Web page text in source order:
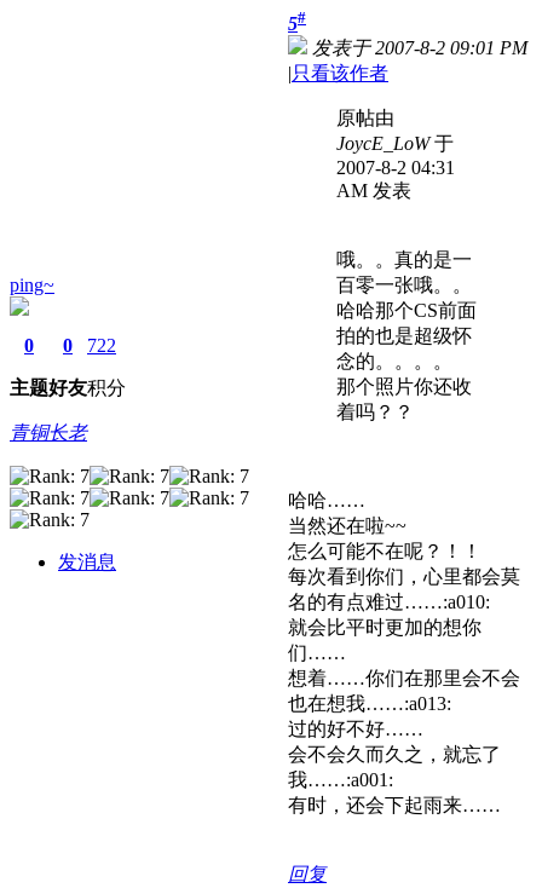
ping~
0
主题
0
好友
722
积分
青铜长老
发消息
5#
发表于 2007-8-2 09:01 PM
|只看该作者
原帖由
JoycE_LoW于
2007-8-2 04:31
AM 发表
哦。。真的是一
百零一张哦。。
哈哈那个CS前面
拍的也是超级怀
念的。。。。
那个照片你还收
着吗？？
哈哈……
当然还在啦~~
怎么可能不在呢？！！
每次看到你们，心里都会莫
名的有点难过……:a010:
就会比平时更加的想你
们……
想着……你们在那里会不会
也在想我……:a013:
过的好不好……
会不会久而久之，就忘了
我……:a001:
有时，还会下起雨来……
回复